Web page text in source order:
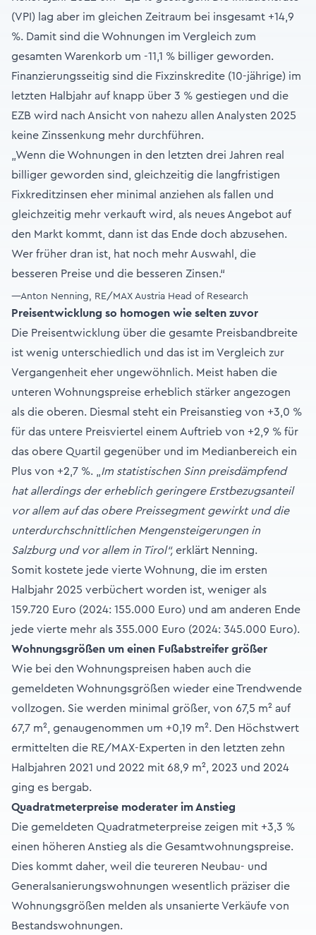
(VPI) lag aber im gleichen Zeitraum bei insgesamt +14,9
%. Damit sind die Wohnungen im Vergleich zum
gesamten Warenkorb um -11,1 % billiger geworden.
Finanzierungsseitig sind die Fixzinskredite (10-jährige) im
letzten Halbjahr auf knapp über 3 % gestiegen und die
EZB wird nach Ansicht von nahezu allen Analysten 2025
keine Zinssenkung mehr durchführen.
„Wenn die Wohnungen in den letzten drei Jahren real
billiger geworden sind, gleichzeitig die langfristigen
Fixkreditzinsen eher minimal anziehen als fallen und
gleichzeitig mehr verkauft wird, als neues Angebot auf
den Markt kommt, dann ist das Ende doch abzusehen.
Wer früher dran ist, hat noch mehr Auswahl, die
besseren Preise und die besseren Zinsen.“
—Anton Nenning, RE/MAX Austria Head of Research
Preisentwicklung so homogen wie selten zuvor
Die Preisentwicklung über die gesamte Preisbandbreite
ist wenig unterschiedlich und das ist im Vergleich zur
Vergangenheit eher ungewöhnlich. Meist haben die
unteren Wohnungspreise erheblich stärker angezogen
als die oberen. Diesmal steht ein Preisanstieg von +3,0 %
für das untere Preisviertel einem Auftrieb von +2,9 % für
das obere Quartil gegenüber und im Medianbereich ein
Plus von +2,7 %. „ Im statistischen Sinn preisdämpfend
hat allerdings der erheblich geringere Erstbezugsanteil
vor allem auf das obere Preissegment gewirkt und die
unterdurchschnittlichen Mengensteigerungen in
Salzburg und vor allem in Tirol“, erklärt Nenning.
Somit kostete jede vierte Wohnung, die im ersten
Halbjahr 2025 verbüchert worden ist, weniger als
159.720 Euro (2024: 155.000 Euro) und am anderen Ende
jede vierte mehr als 355.000 Euro (2024: 345.000 Euro).
Wohnungsgrößen um einen Fußabstreifer größer
Wie bei den Wohnungspreisen haben auch die
gemeldeten Wohnungsgrößen wieder eine Trendwende
vollzogen. Sie werden minimal größer, von 67,5 m² auf
67,7 m², genaugenommen um +0,19 m². Den Höchstwert
ermittelten die RE/MAX-Experten in den letzten zehn
Halbjahren 2021 und 2022 mit 68,9 m², 2023 und 2024
ging es bergab.
Quadratmeterpreise moderater im Anstieg
Die gemeldeten Quadratmeterpreise zeigen mit +3,3 %
einen höheren Anstieg als die Gesamtwohnungspreise.
Dies kommt daher, weil die teureren Neubau- und
Generalsanierungswohnungen wesentlich präziser die
Wohnungsgrößen melden als unsanierte Verkäufe von
Bestandswohnungen.